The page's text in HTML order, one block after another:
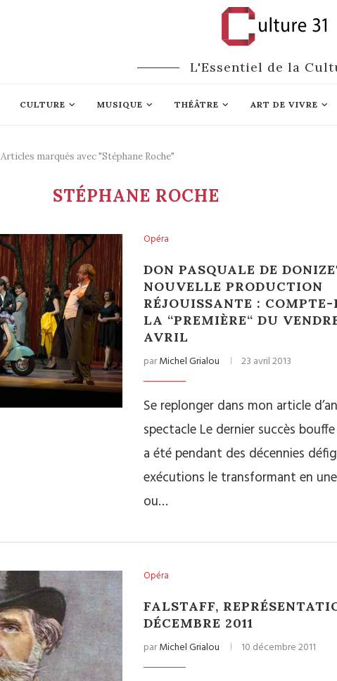
L'Essentiel de la
CULTURE MUSIQUE THÉÂTRE ART DE VIVRE
Articles marqués avec "Stéphane Roche"
STÉPHANE ROCHE
Opéra
DON PASQUALE DE
NOUVELLE PRODUCTION
RÉJOUISSANTE : COMPTE-
LA “PREMIÈRE“ DU
AVRIL
parMichel Grialou 23 avril 2013
Se replonger dans mon article
spectacle Le dernier succès
a été pendant des décennies
exécutions le transformant en
ou…
Opéra
FALSTAFF,
DÉCEMBRE 2011
parMichel Grialou 10 décembre 2011